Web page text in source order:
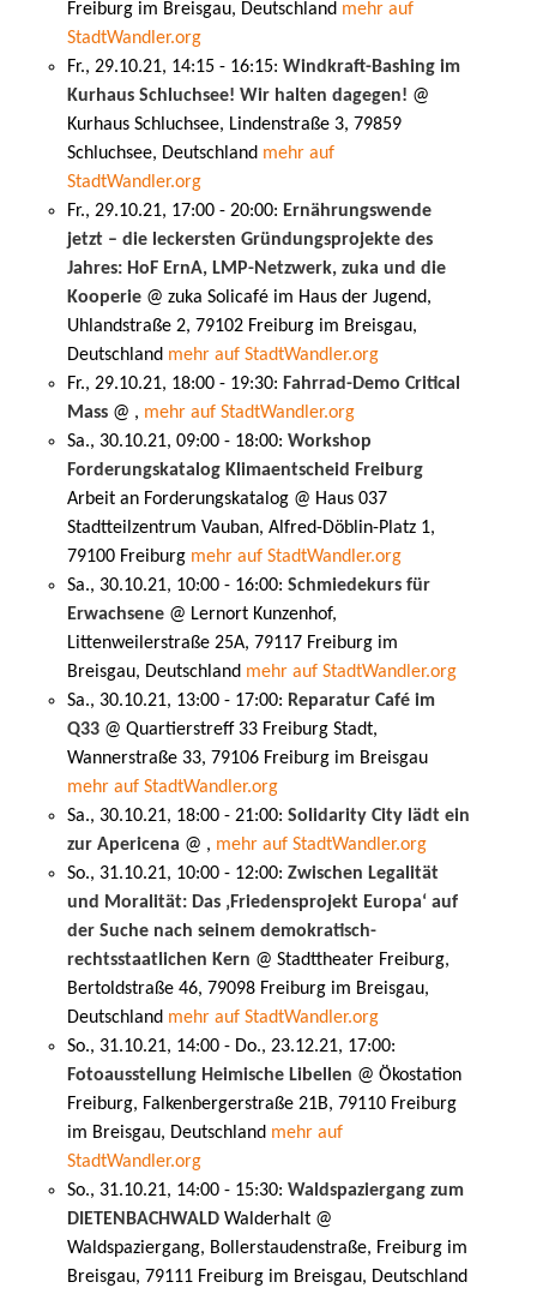
Freiburg im Breisgau, Deutschland mehr auf
StadtWandler.org
Fr., 29.10.21, 14:15 - 16:15: Windkraft-Bashing im
Kurhaus Schluchsee! Wir halten dagegen! @
Kurhaus Schluchsee, Lindenstraße 3, 79859
Schluchsee, Deutschland mehr auf
StadtWandler.org
Fr., 29.10.21, 17:00 - 20:00: Ernährungswende
jetzt – die leckersten Gründungsprojekte des
Jahres: HoF ErnA, LMP-Netzwerk, zuka und die
Kooperie @ zuka Solicafé im Haus der Jugend,
Uhlandstraße 2, 79102 Freiburg im Breisgau,
Deutschland mehr auf StadtWandler.org
Fr., 29.10.21, 18:00 - 19:30: Fahrrad-Demo Critical
Mass @ , mehr auf StadtWandler.org
Sa., 30.10.21, 09:00 - 18:00: Workshop
Forderungskatalog Klimaentscheid Freiburg
Arbeit an Forderungskatalog @ Haus 037
Stadtteilzentrum Vauban, Alfred-Döblin-Platz 1,
79100 Freiburg mehr auf StadtWandler.org
Sa., 30.10.21, 10:00 - 16:00: Schmiedekurs für
Erwachsene @ Lernort Kunzenhof,
Littenweilerstraße 25A, 79117 Freiburg im
Breisgau, Deutschland mehr auf StadtWandler.org
Sa., 30.10.21, 13:00 - 17:00: Reparatur Café im
Q33 @ Quartierstreff 33 Freiburg Stadt,
Wannerstraße 33, 79106 Freiburg im Breisgau
mehr auf StadtWandler.org
Sa., 30.10.21, 18:00 - 21:00: Solidarity City lädt ein
zur Apericena @ , mehr auf StadtWandler.org
So., 31.10.21, 10:00 - 12:00: Zwischen Legalität
und Moralität: Das ‚Friedensprojekt Europa‘ auf
der Suche nach seinem demokratisch-
rechtsstaatlichen Kern @ Stadttheater Freiburg,
Bertoldstraße 46, 79098 Freiburg im Breisgau,
Deutschland mehr auf StadtWandler.org
So., 31.10.21, 14:00 - Do., 23.12.21, 17:00:
Fotoausstellung Heimische Libellen @ Ökostation
Freiburg, Falkenbergerstraße 21B, 79110 Freiburg
im Breisgau, Deutschland mehr auf
StadtWandler.org
So., 31.10.21, 14:00 - 15:30: Waldspaziergang zum
DIETENBACHWALD Walderhalt @
Waldspaziergang, Bollerstaudenstraße, Freiburg im
Breisgau, 79111 Freiburg im Breisgau, Deutschland